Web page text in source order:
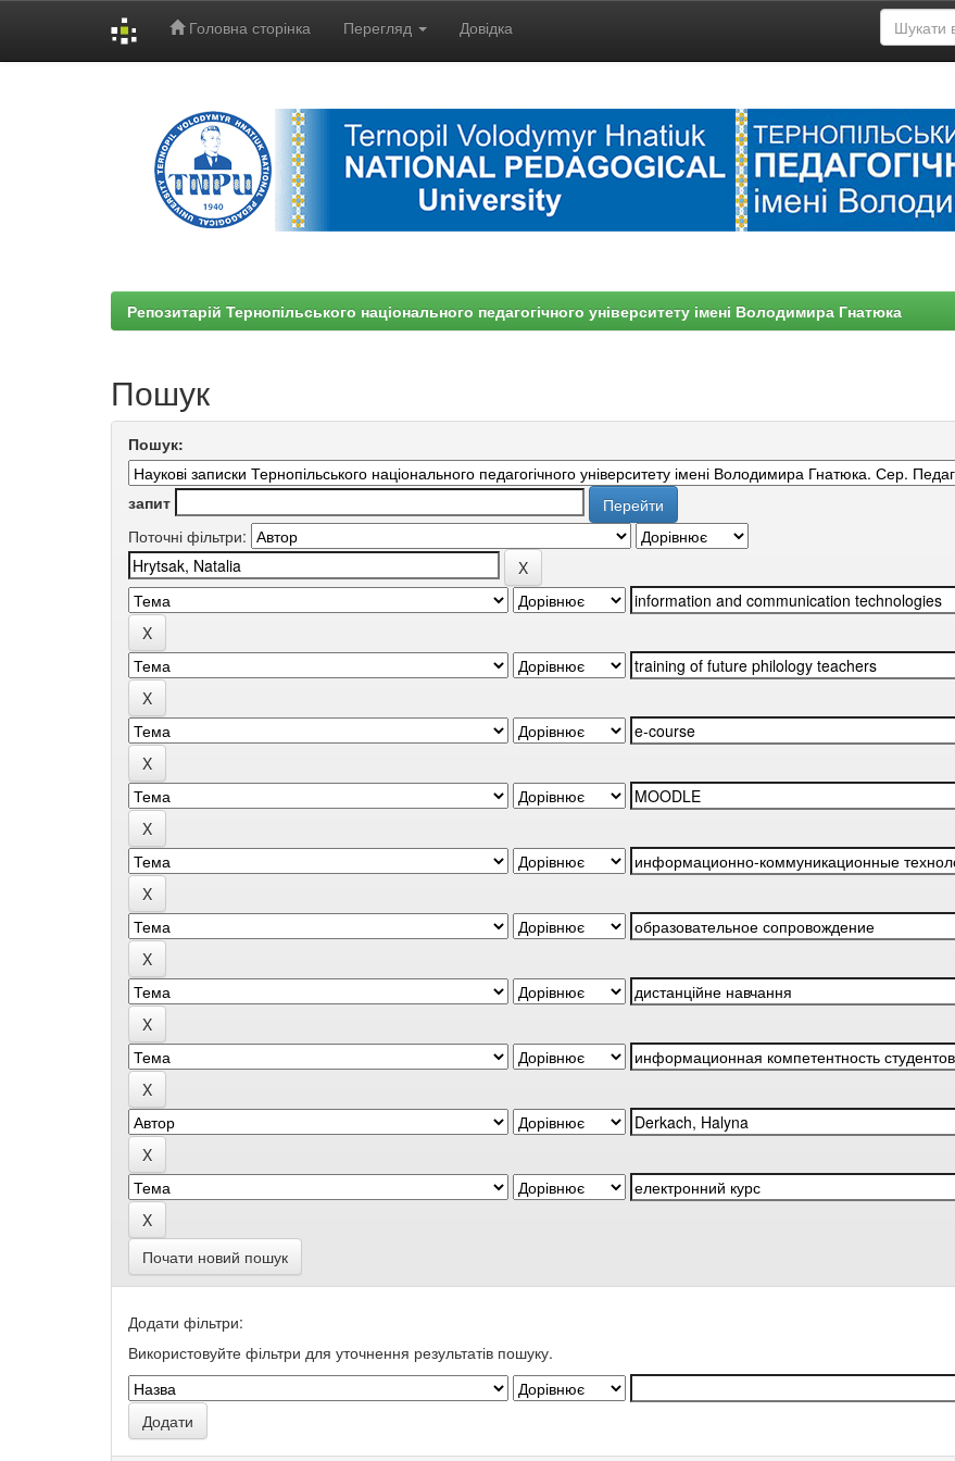
Головна сторінка Перегляд Довідка
Репозитарій Тернопільського національного педагогічного університету імені Володимира Гнатюка
Пошук
Пошук:
запит
Поточні фільтри:
Почати новий пошук
Додати фільтри:
Використовуйте фільтри для уточнення результатів пошуку.